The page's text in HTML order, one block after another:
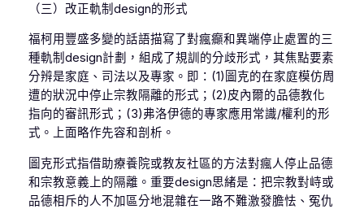
（三）改正軌制design的形式
福柯用豐盛多變的話語描寫了對瘋癲和異端停止處置的三
種軌制design計劃，組成了規訓的分歧形式，其焦點要素
分辨是家庭、司法以及專家。即：(1)圖克的在家庭模仿周
遭的狀況中停止宗教隔離的形式；(2)皮內爾的品德教化
指向的審訊形式；(3)弗洛伊德的專家應用常識/權利的形
式。上面略作先容和剖析。
圖克形式指借助療養院或教友社區的方法對瘋人停止品德
和宗教意義上的隔離。重要design思緒是：把宗教對峙或
品德相斥的人不加區分地混雜在一路不難激發膽怯、冤仇